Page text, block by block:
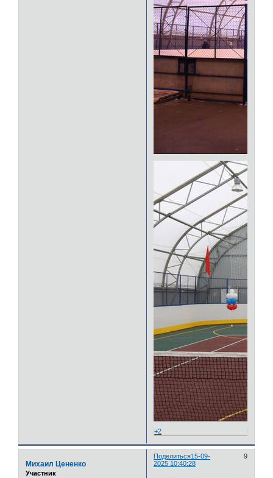
+2
Поделиться 9
15-09-
2025 10:40:28
Михаил Цененко
Участник